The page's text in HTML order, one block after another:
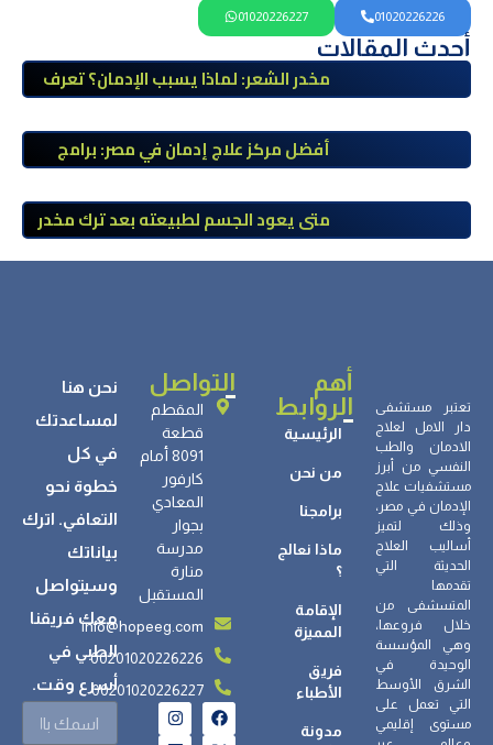
01020226226
01020226227
أحدث المقالات
مخدر الشعر: لماذا يسبب الإدمان؟ تعرف
أفضل مركز علاج إدمان في مصر: برامج
طبي
متى يعود الجسم لطبيعته بعد ترك مخدر
الآيس؟ مراحل التعافي والعوامل المؤثرة
تعتبر مستشفى
دار الامل لعلاج
الادمان والطب
النفسي من أبرز
مستشفيات علاج
الإدمان في مصر،
وذلك لتميز
أساليب العلاج
الحديثة التي
تقدمها
المتسشفى من
خلال فروعها،
وهي المؤسسة
الوحيدة في
الشرق الأوسط
التي تعمل على
مستوى إقليمي
أهم
الروابط
الرئيسية
من نحن
برامجنا
ماذا نعالج
؟
الإقامة
المميزة
فريق
الأطباء
مدونة
التواصل
المقطم
قطعة
8091 أمام
كارفور
المعادي
بجوار
مدرسة
منارة
المستقبل
info@hopeeg.com
00201020226226
00201020226227
نحن هنا
لمساعدتك
في كل
خطوة نحو
التعافي. اترك
بياناتك
وسيتواصل
معك فريقنا
الطبي في
أسرع وقت.